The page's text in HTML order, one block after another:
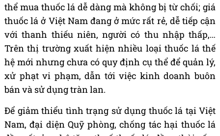
thể mua thuốc lá dễ dàng mà không bị từ chối; giá
thuốc lá ở Việt Nam đang ở mức rất rẻ, dễ tiếp cận
với thanh thiếu niên, người có thu nhập thấp,…
Trên thị trường xuất hiện nhiều loại thuốc lá thế
hệ mới nhưng chưa có quy định cụ thể để quản lý,
xử phạt vi phạm, dẫn tới việc kinh doanh buôn
bán và sử dụng tràn lan.
Để giảm thiểu tình trạng sử dụng thuốc lá tại Việt
Nam, đại diện Quỹ phòng, chống tác hại thuốc lá